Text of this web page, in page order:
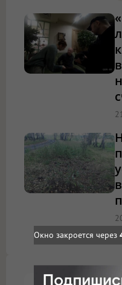
Окно закроется через